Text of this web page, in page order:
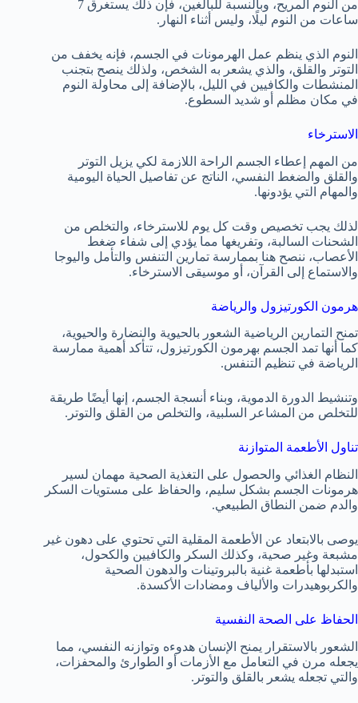
من النوم المريح، وبالنسبة للبالغين، فإن ذلك يستغرق 7
ساعات من النوم ليلًا، وليس أثناء النهار.
النوم الذي ينظم عمل الهرمونات في الجسم، فإنه يخفف من
التوتر والقلق، والذي يشعر به الشخص، ولذلك ينصح بتجنب
المنشطات والكافيين في الليل، بالإضافة إلى محاولة النوم
في مكان مظلم أو شديد السطوع.
الاسترخاء
من المهم إعطاء الجسم الراحة اللازمة لكي يزيل التوتر
والقلق والضغط النفسي، الناتج عن تفاصيل الحياة اليومية
والمهام التي يؤدونها.
لذلك يجب تخصيص وقت كل يوم للاسترخاء، والتخلص من
الشحنات السالبة، وتفريغها مما يؤدي إلى شفاء ضغط
الأعصاب، ننصح هنا بممارسة تمارين التنفس والتأمل واليوجا
والاستماع إلى القرآن، أو موسيقى الاسترخاء.
هرمون الكورتيزول والرياضة
تمنح التمارين الرياضية الشعور بالحيوية والنضارة والحيوية،
كما أنها تمد الجسم بهرمون الكورتيزول، تتأكد أهمية ممارسة
الرياضة في تنظيم التنفس.
وتنشيط الدورة الدموية، وبناء أنسجة الجسم، إنها أيضًا طريقة
للتخلص من المشاعر السلبية، والتخلص من القلق والتوتر.
تناول الأطعمة المتوازنة
النظام الغذائي والحصول على التغذية الصحية مهمان لسير
هرمونات الجسم بشكل سليم، والحفاظ على مستويات السكر
والدم ضمن النطاق الطبيعي.
يوصى بالابتعاد عن الأطعمة المقلية التي تحتوي على دهون غير
مشبعة وغير صحية، وكذلك السكر والكافيين والكحول،
استبدلها بأطعمة غنية بالبروتينات والدهون الصحية
والكربوهيدرات والألياف ومضادات الأكسدة.
الحفاظ على الصحة النفسية
الشعور بالاستقرار يمنح الإنسان هدوءه وتوازنه النفسي، مما
يجعله مرن في التعامل مع الأزمات أو الطوارئ والمحفزات،
والتي تجعله يشعر بالقلق والتوتر.